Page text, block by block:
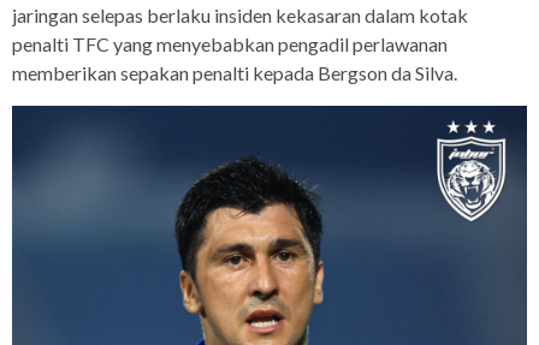
jaringan selepas berlaku insiden kekasaran dalam kotak
penalti TFC yang menyebabkan pengadil perlawanan
memberikan sepakan penalti kepada Bergson da Silva.